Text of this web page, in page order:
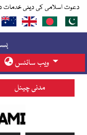
دعوت اسلامی کی دینی خدمات
ویب سائٹس
مدنی چینل